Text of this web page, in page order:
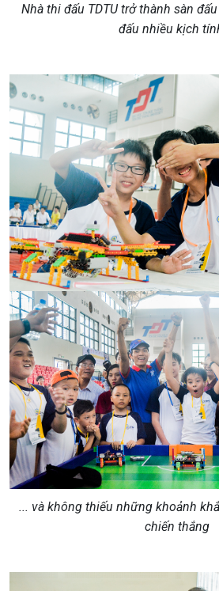
Nhà thi đấu TDTU trở thành sàn
đấu nhiều kịch
... và không thiếu những khoảnh
chiến thắng